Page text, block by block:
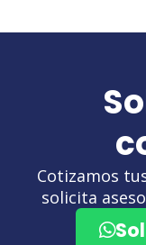
Cotizamos
solicita